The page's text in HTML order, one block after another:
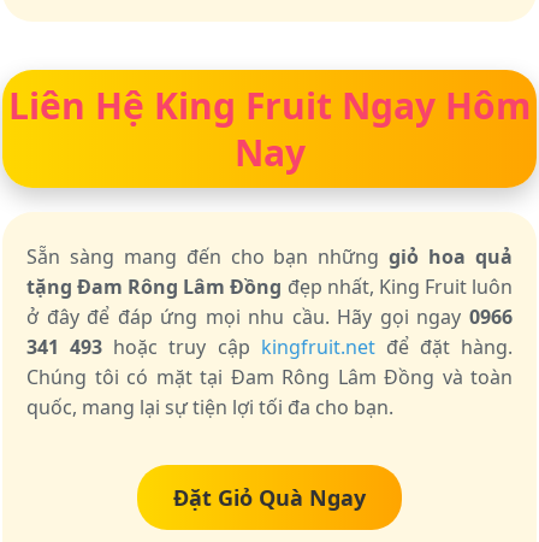
Liên Hệ King Fruit Ngay Hôm
Nay
Sẵn sàng mang đến cho bạn nhữnggiỏ hoa quả
tặng Đam Rông Lâm Đồng đẹp nhất, King Fruit luôn
ở đây để đáp ứng mọi nhu cầu. Hãy gọi ngay 0966
341 493 hoặc truy cập kingfruit.netđể đặt hàng.
Chúng tôi có mặt tại Đam Rông Lâm Đồng và toàn
quốc, mang lại sự tiện lợi tối đa cho bạn.
Đặt Giỏ Quà Ngay